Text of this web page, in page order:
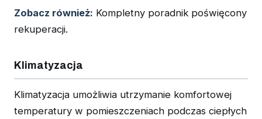
Zobacz również: Kompletny poradnik poświęcony
rekuperacji.
Klimatyzacja
Klimatyzacja umożliwia utrzymanie komfortowej
temperatury w pomieszczeniach podczas ciepłych